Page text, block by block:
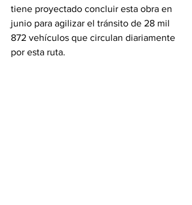
tiene proyectado concluir esta obra en
junio para agilizar el tránsito de 28 mil
872 vehículos que circulan diariamente
por esta ruta.